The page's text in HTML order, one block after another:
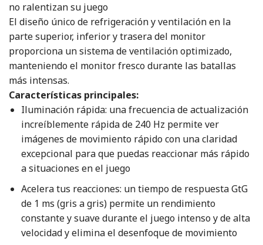
no ralentizan su juego
El diseño único de refrigeración y ventilación en la
parte superior, inferior y trasera del monitor
proporciona un sistema de ventilación optimizado,
manteniendo el monitor fresco durante las batallas
más intensas.
Características principales:
Iluminación rápida: una frecuencia de actualización
increíblemente rápida de 240 Hz permite ver
imágenes de movimiento rápido con una claridad
excepcional para que puedas reaccionar más rápido
a situaciones en el juego
Acelera tus reacciones: un tiempo de respuesta GtG
de 1 ms (gris a gris) permite un rendimiento
constante y suave durante el juego intenso y de alta
velocidad y elimina el desenfoque de movimiento